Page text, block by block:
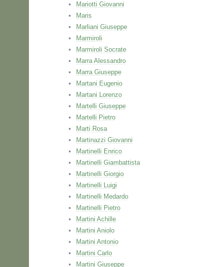
Mariotti Giovanni
Maris
Marliani Giuseppe
Marmiroli
Marmiroli Socrate
Marra Alessandro
Marra Giuseppe
Martani Eugenio
Martani Lorenzo
Martelli Giuseppe
Martelli Pietro
Marti Rosa
Martinazzi Giovanni
Martinelli Enrico
Martinelli Giambattista
Martinelli Giorgio
Martinelli Luigi
Martinelli Medardo
Martinelli Pietro
Martini Achille
Martini Aniolo
Martini Antonio
Martini Carlo
Martini Giuseppe